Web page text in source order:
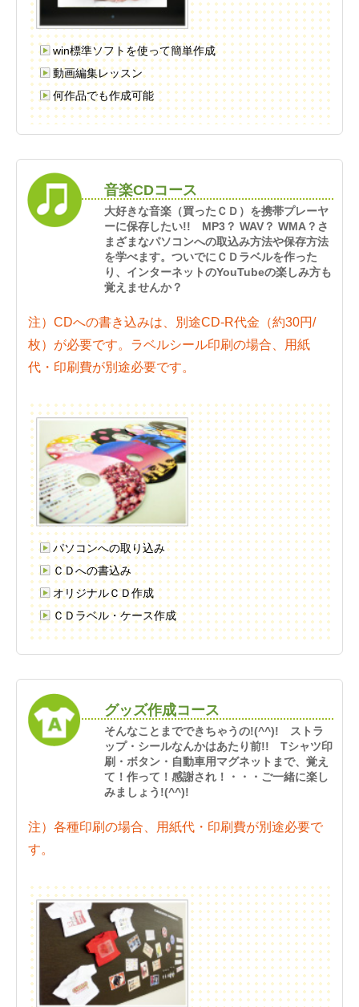
win標準ソフトを使って簡単作成
動画編集レッスン
何作品でも作成可能
音楽CDコース
大好きな音楽（買ったＣＤ）を携帯プレーヤ
ーに保存したい!! MP3？ WAV？ WMA？さ
まざまなパソコンへの取込み方法や保存方法
を学べます。ついでにＣＤラベルを作った
り、インターネットのYouTubeの楽しみ方も
覚えませんか？
注）CDへの書き込みは、別途CD-R代金（約30円/
枚）が必要です。ラベルシール印刷の場合、用紙
代・印刷費が別途必要です。
パソコンへの取り込み
ＣＤへの書込み
オリジナルＣＤ作成
ＣＤラベル・ケース作成
グッズ作成コース
そんなことまでできちゃうの!(^^)! ストラ
ップ・シールなんかはあたり前!! Tシャツ印
刷・ボタン・自動車用マグネットまで、覚え
て！作って！感謝され！・・・ご一緒に楽し
みましょう!(^^)!
注）各種印刷の場合、用紙代・印刷費が別途必要で
す。